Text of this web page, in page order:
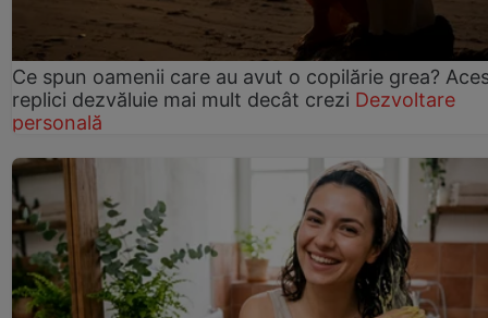
Ce spun oamenii care au avut o copilărie grea?
replici dezvăluie mai mult decât crezi Dezvoltare
personală